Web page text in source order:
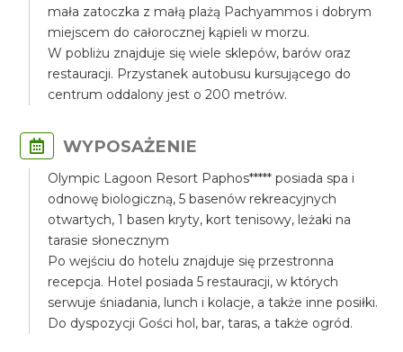
mała zatoczka z małą plażą Pachyammos i dobrym
miejscem do całorocznej kąpieli w morzu.
W pobliżu znajduje się wiele sklepów, barów oraz
restauracji. Przystanek autobusu kursującego do
centrum oddalony jest o 200 metrów.
WYPOSAŻENIE
Olympic Lagoon Resort Paphos***** posiada spa i
odnowę biologiczną, 5 basenów rekreacyjnych
otwartych, 1 basen kryty, kort tenisowy, leżaki na
tarasie słonecznym
Po wejściu do hotelu znajduje się przestronna
recepcja. Hotel posiada 5 restauracji, w których
serwuje śniadania, lunch i kolacje, a także inne posiłki.
Do dyspozycji Gości hol, bar, taras, a także ogród.